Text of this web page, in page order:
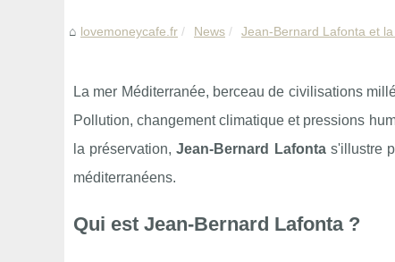
lovemoneycafe.fr News Jean-Bernard Lafonta et la
La mer Méditerranée, berceau de civilisations
Pollution, changement climatique et pressions
la préservation,Jean-Bernard Lafontas'illustre
méditerranéens.
Qui est Jean-Bernard Lafonta ?